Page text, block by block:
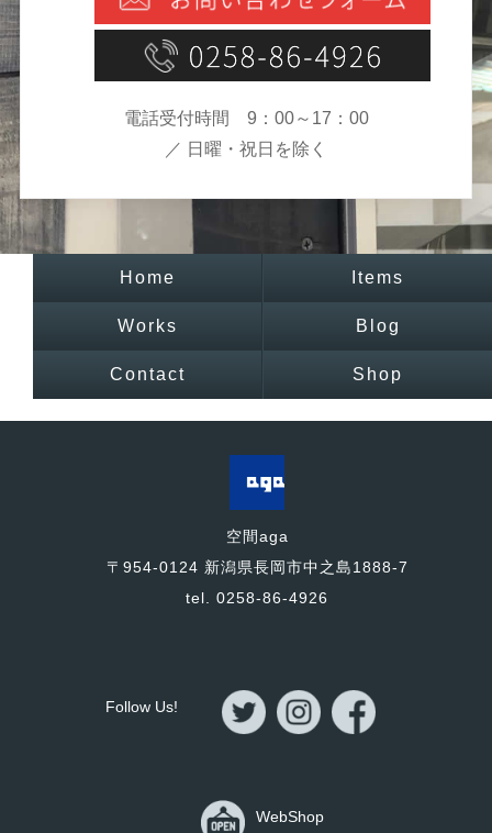
電話受付時間 9：00～17：00
／ 日曜・祝日を除く
Home Items
Works Blog
Contact Shop
空間aga
〒954-0124 新潟県長岡市中之島1888-7
tel. 0258-86-4926
Follow Us!
WebShop